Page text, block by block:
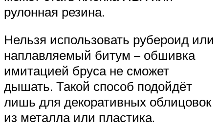
рулонная резина.
Нельзя использовать рубероид или
наплавляемый битум – обшивка
имитацией бруса не сможет
дышать. Такой способ подойдёт
лишь для декоративных облицовок
из металла или пластика.